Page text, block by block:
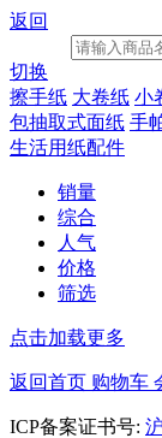
返回
切换
擦手纸 大卷纸 小
包抽取式面纸 手
生活用纸配件
销量
综合
人气
价格
筛选
点击加载更多
返回首页 购物车
ICP备案证书号: